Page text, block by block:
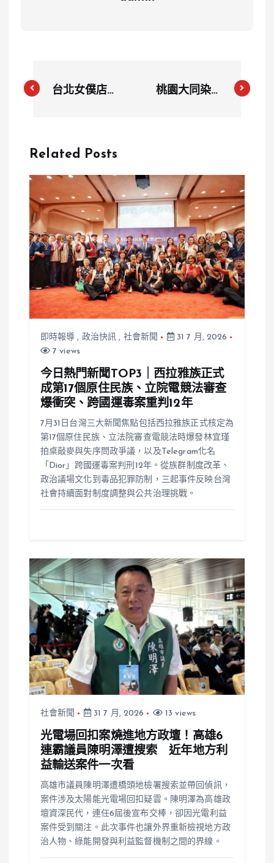
台北女僕店工
母親悲痛呼籲
桃園大同染整
Related Posts
即時報導 , 政治快訊 , 社會新聞
31 7 月, 2026
7 views
今日熱門新聞TOP3｜西拉雅族正式
成第17個原住民族、立院電競法審查
爆衝突、跨國運毒案重判12年
7月31日台灣三大新聞焦點包括西拉雅族正式核定為
第17個原住民族、立法院審查電競法時爆發林宜瑾
拍桌敲麥與失序問政爭議，以及Telegram化名
「Dior」跨國運毒案判刑12年。從族群制度改革、
政治議場文化到毒品犯罪防制，三起事件反映台灣
社會持續面對制度調整與公共治理挑戰。
社會新聞 31 7 月, 2026 13 views
光電場回扣案燒進地方政壇！高雄6
連霸議員陳明澤遭搜索 近年地方利
益輸送案件一次看
高雄市議員陳明澤遭橋頭地檢署搜索並帶回偵訊，
案件涉及太陽能光電場回扣疑雲。陳明澤為高雄政
壇資深民代，連任6屆後宣布交棒，卻因光電利益
案件受到關注。此次事件也讓外界重新檢視地方政
治人物、綠能開發與利益監督機制之間的界線。